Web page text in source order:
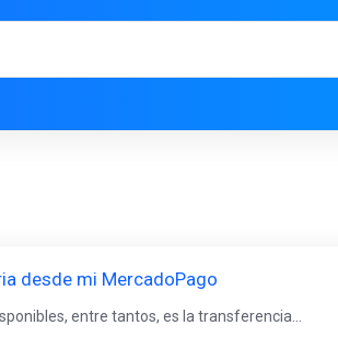
desde mi MercadoPago
entre tantos, es la transferencia...